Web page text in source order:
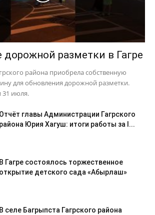
дорожной разметки в Гагре
района приобрела собственную
для обновления дорожной разметки.
31 июля.
Отчёт главы Администрации Гагрского
района Юрия Хагуш: итоги работы за I...
В Гагре состоялось торжественное
открытие детского сада «Абырлаш»
В селе Багрыпста Гагрского района